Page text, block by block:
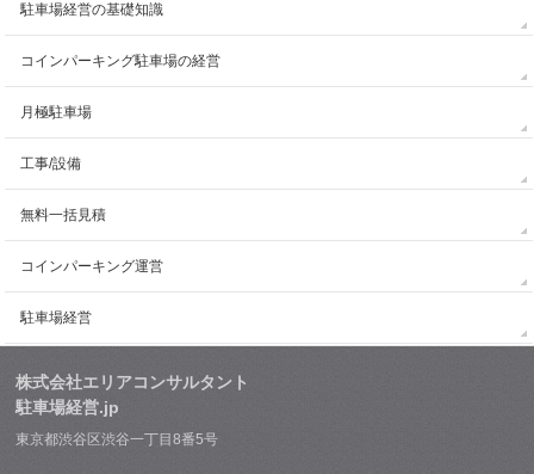
駐車場経営の基礎知識
コインパーキング駐車場の経営
月極駐車場
工事/設備
無料一括見積
コインパーキング運営
駐車場経営
株式会社エリアコンサルタント
駐車場経営.jp
東京都渋谷区渋谷一丁目8番5号